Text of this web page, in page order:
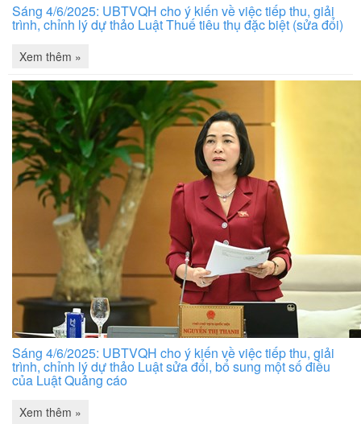
Sáng 4/6/2025: UBTVQH cho ý kiến về việc tiếp thu, giải
trình, chỉnh lý dự thảo Luật Thuế tiêu thụ đặc biệt (sửa đổi)
Xem thêm »
Sáng 4/6/2025: UBTVQH cho ý kiến về việc tiếp thu, giải
trình, chỉnh lý dự thảo Luật sửa đổi, bổ sung một số điều
của Luật Quảng cáo
Xem thêm »